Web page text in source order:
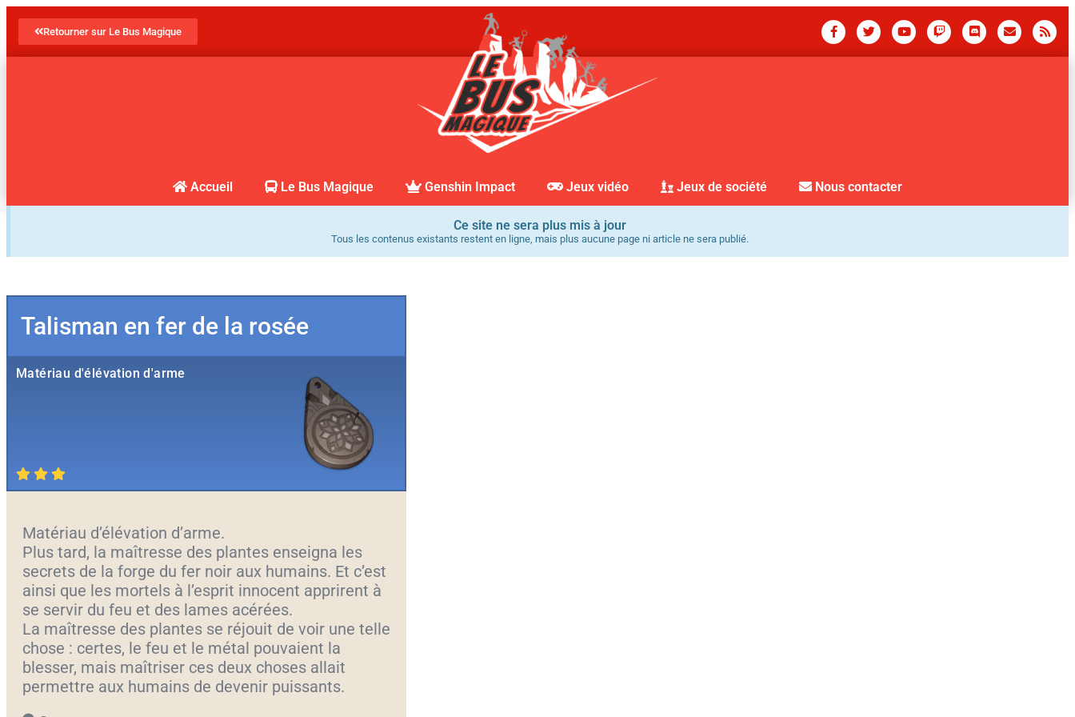
Retourner sur Le Bus Magique
Accueil Le Bus Magique Genshin Impact Jeux vidéo Jeux de société Nous contacter
Ce site ne sera plus mis à jour
Tous les contenus existants restent en ligne, mais plus aucune page ni article ne sera publié.
Talisman en fer de la rosée
Matériau d'élévation d'arme
Matériau d’élévation d’arme.
Plus tard, la maîtresse des plantes enseigna les
secrets de la forge du fer noir aux humains. Et c’est
ainsi que les mortels à l’esprit innocent apprirent à
se servir du feu et des lames acérées.
La maîtresse des plantes se réjouit de voir une telle
chose : certes, le feu et le métal pouvaient la
blesser, mais maîtriser ces deux choses allait
permettre aux humains de devenir puissants.